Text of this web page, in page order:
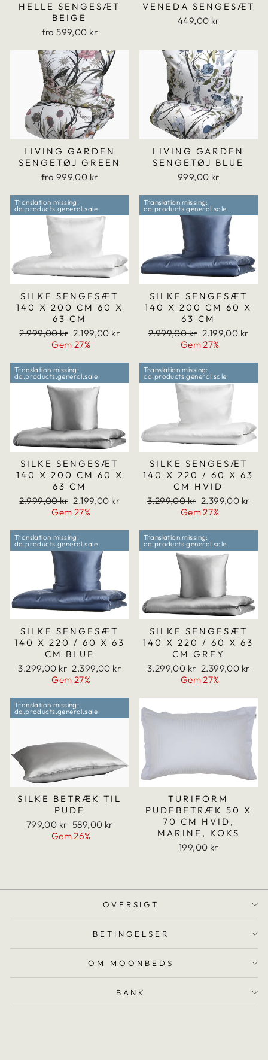
HELLE SENGESÆT
BEIGE
fra 599,00 kr
VENEDA SENGESÆT
449,00 kr
LIVING GARDEN
SENGETØJ GREEN
fra 999,00 kr
LIVING GARDEN
SENGETØJ BLUE
999,00 kr
Translation missing:
da.products.general.sale
SILKE SENGESÆT
140 X 200 CM 60 X
63 CM
Translation
missing:
2.999,00 kr Translation
missing:
2.199,00 kr
Gem 27%
Translation missing:
da.products.general.sale
SILKE SENGESÆT
140 X 200 CM 60 X
63 CM
Translation
missing:
2.999,00 kr Translation
missing:
2.199,00 kr
Gem 27%
Translation missing:
da.products.general.sale
SILKE SENGESÆT
140 X 200 CM 60 X
63 CM
Translation
missing:
2.999,00 kr Translation
missing:
2.199,00 kr
Gem 27%
Translation missing:
da.products.general.sale
SILKE SENGESÆT
140 X 220 / 60 X 63
CM HVID
Translation
3.299,00 kr Translation
missing:
2.399,00 kr
Gem 27%
Translation missing:
da.products.general.sale
SILKE SENGESÆT
140 X 220 / 60 X 63
CM BLUE
Translation
3.299,00 kr Translation
missing:
2.399,00 kr
Gem 27%
Translation missing:
da.products.general.sale
SILKE SENGESÆT
140 X 220 / 60 X 63
CM GREY
Translation
3.299,00 kr Translation
missing:
2.399,00 kr
Gem 27%
Translation missing:
da.products.general.sale
SILKE BETRÆK TIL
PUDE
Translation
missing:
799,00 kr Translation
missing:
da.products.general.sale_price
589,00 kr
Gem 26%
TURIFORM
PUDEBETRÆK 50 X
70 CM HVID,
MARINE, KOKS
199,00 kr
OVERSIGT
BETINGELSER
OM MOONBEDS
BANK